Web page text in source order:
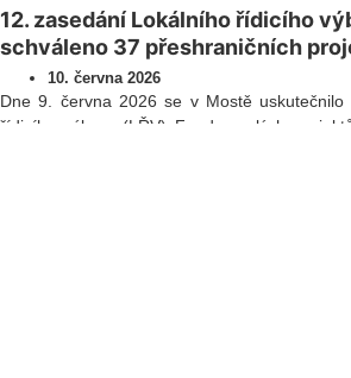
12. zasedání Lokálního řídicího
schváleno 37 přeshraničních
10. června 2026
Dne 9. června 2026 se v Mostě
řídicího výboru (LŘV) Fondu malých